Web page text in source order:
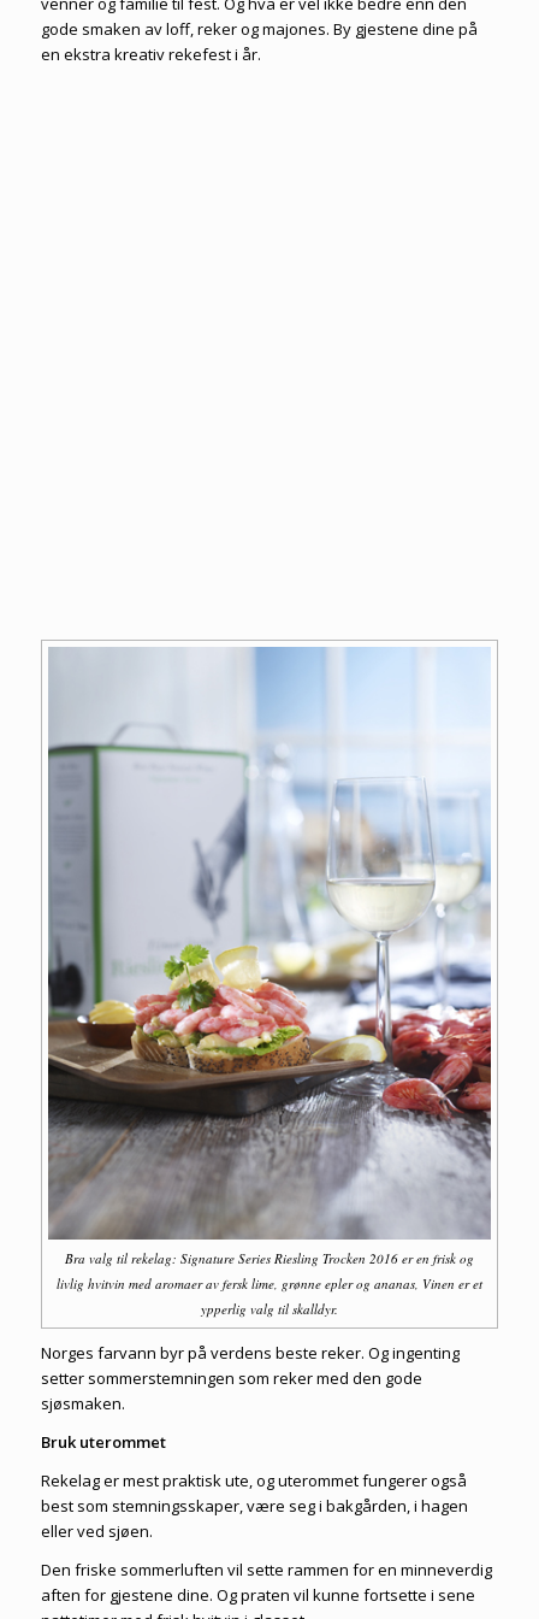
gode smaken av loff, reker og majones. By gjestene dine på
en ekstra kreativ rekefest i år.
Bra valg til rekelag: Signature Series Riesling Trocken 2016 er en frisk og
livlig hvitvin med aromaer av fersk lime, grønne epler og ananas, Vinen er et
ypperlig valg til skalldyr.
Norges farvann byr på verdens beste reker. Og ingenting
setter sommerstemningen som reker med den gode
sjøsmaken.
Bruk uterommet
Rekelag er mest praktisk ute, og uterommet fungerer også
best som stemningsskaper, være seg i bakgården, i hagen
eller ved sjøen.
Den friske sommerluften vil sette rammen for en minneverdig
aften for gjestene dine. Og praten vil kunne fortsette i sene